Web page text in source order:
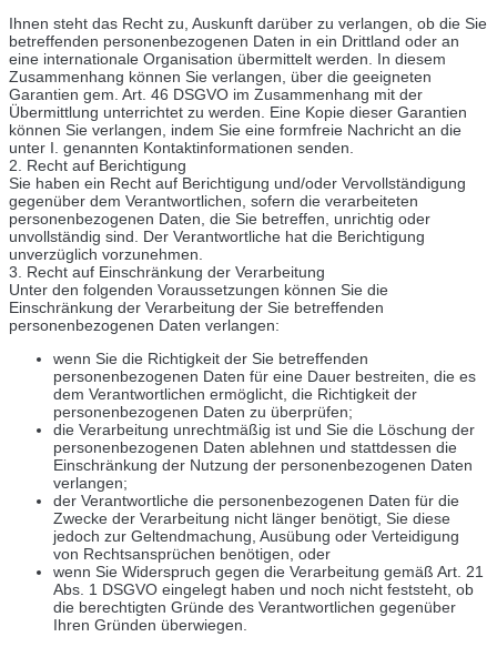
Ihnen steht das Recht zu, Auskunft darüber zu verlangen, ob die Sie
betreffenden personenbezogenen Daten in ein Drittland oder an
eine internationale Organisation übermittelt werden. In diesem
Zusammenhang können Sie verlangen, über die geeigneten
Garantien gem. Art. 46 DSGVO im Zusammenhang mit der
Übermittlung unterrichtet zu werden. Eine Kopie dieser Garantien
können Sie verlangen, indem Sie eine formfreie Nachricht an die
unter I. genannten Kontaktinformationen senden.
2. Recht auf Berichtigung
Sie haben ein Recht auf Berichtigung und/oder Vervollständigung
gegenüber dem Verantwortlichen, sofern die verarbeiteten
personenbezogenen Daten, die Sie betreffen, unrichtig oder
unvollständig sind. Der Verantwortliche hat die Berichtigung
unverzüglich vorzunehmen.
3. Recht auf Einschränkung der Verarbeitung
Unter den folgenden Voraussetzungen können Sie die
Einschränkung der Verarbeitung der Sie betreffenden
personenbezogenen Daten verlangen:
wenn Sie die Richtigkeit der Sie betreffenden
personenbezogenen Daten für eine Dauer bestreiten, die es
dem Verantwortlichen ermöglicht, die Richtigkeit der
personenbezogenen Daten zu überprüfen;
die Verarbeitung unrechtmäßig ist und Sie die Löschung der
personenbezogenen Daten ablehnen und stattdessen die
Einschränkung der Nutzung der personenbezogenen Daten
verlangen;
der Verantwortliche die personenbezogenen Daten für die
Zwecke der Verarbeitung nicht länger benötigt, Sie diese
jedoch zur Geltendmachung, Ausübung oder Verteidigung
von Rechtsansprüchen benötigen, oder
wenn Sie Widerspruch gegen die Verarbeitung gemäß Art. 21
Abs. 1 DSGVO eingelegt haben und noch nicht feststeht, ob
die berechtigten Gründe des Verantwortlichen gegenüber
Ihren Gründen überwiegen.